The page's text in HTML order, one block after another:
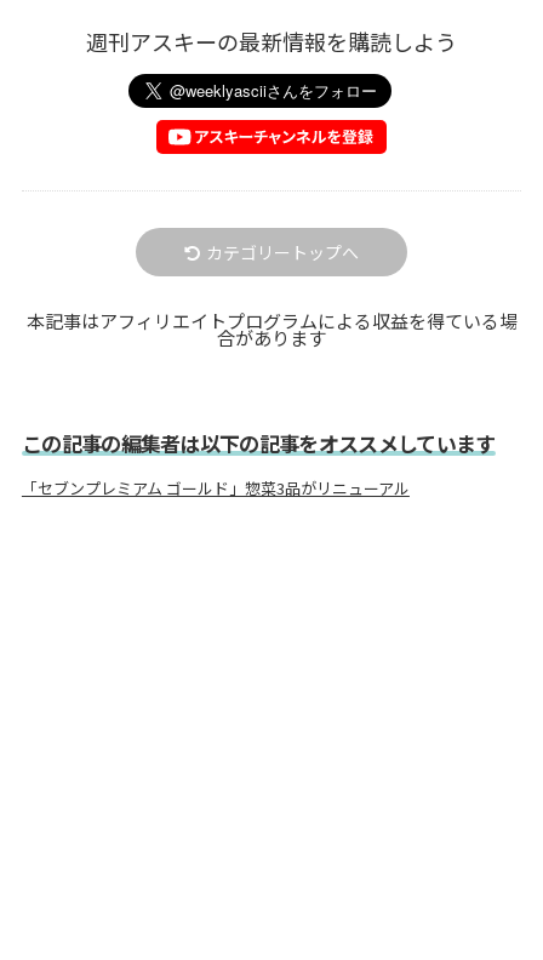
週刊アスキーの最新情報を購読しよう
カテゴリートップへ
本記事はアフィリエイトプログラムによる収益を得ている場
合があります
この記事の編集者は以下の記事をオススメしています
「セブンプレミアム ゴールド」惣菜3品がリニューアル